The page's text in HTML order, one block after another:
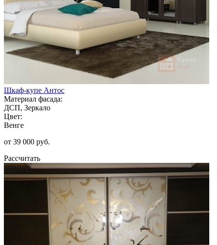
Шкаф-купе Антос
Материал фасада:
ДСП, Зеркало
Цвет:
Венге
от 39 000 руб.
Рассчитать